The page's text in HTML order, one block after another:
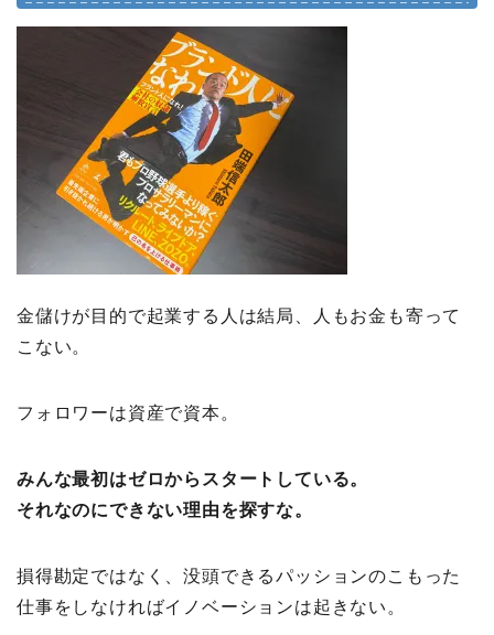
金儲けが目的で起業する人は結局、人もお金も寄って
こない。
フォロワーは資産で資本。
みんな最初はゼロからスタートしている。
それなのにできない理由を探すな。
損得勘定ではなく、没頭できるパッションのこもった
仕事をしなければイノベーションは起きない。